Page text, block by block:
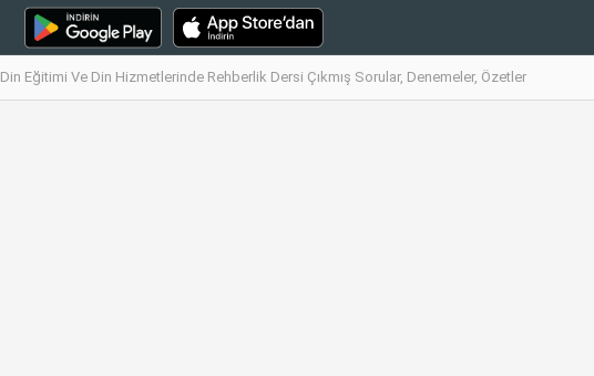
Din Eğitimi Ve Din Hizmetlerinde Rehberlik Dersi Çıkmış Sorular, Denemeler, Özetler